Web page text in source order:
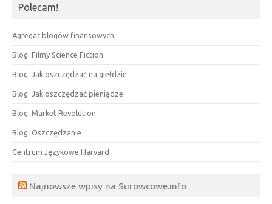
Polecam!
Agregat blogów finansowych
Blog: Filmy Science Fiction
Blog: Jak oszczędzać na giełdzie
Blog: Jak oszczędzać pieniądze
Blog: Market Revolution
Blog: Oszczędzanie
Centrum Językowe Harvard
Najnowsze wpisy na Surowcowe.info